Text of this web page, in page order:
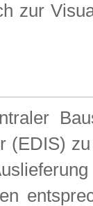
zur
(EDIS)